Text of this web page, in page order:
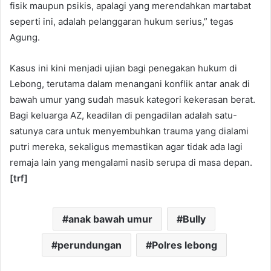
fisik maupun psikis, apalagi yang merendahkan martabat
seperti ini, adalah pelanggaran hukum serius,” tegas
Agung.
Kasus ini kini menjadi ujian bagi penegakan hukum di
Lebong, terutama dalam menangani konflik antar anak di
bawah umur yang sudah masuk kategori kekerasan berat.
Bagi keluarga AZ, keadilan di pengadilan adalah satu-
satunya cara untuk menyembuhkan trauma yang dialami
putri mereka, sekaligus memastikan agar tidak ada lagi
remaja lain yang mengalami nasib serupa di masa depan.
[trf]
anak bawah umur Bully
perundungan Polres lebong